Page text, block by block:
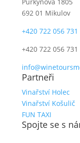
692 01 Mikulov
+420 722 056 731
+420 722 056 731
Partneři
Vinařství Holec
Vinařství Košulič
FUN TAXI
Spojte se s